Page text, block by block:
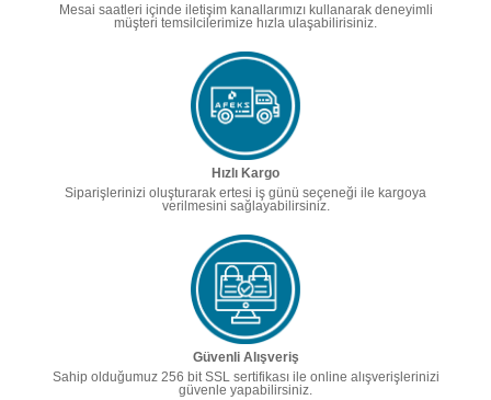
Mesai saatleri içinde iletişim kanallarımızı kullanarak deneyimli
müşteri temsilcilerimize hızla ulaşabilirisiniz.
Hızlı Kargo
Siparişlerinizi oluşturarak ertesi iş günü seçeneği ile kargoya
verilmesini sağlayabilirsiniz.
Güvenli Alışveriş
Sahip olduğumuz 256 bit SSL sertifikası ile online alışverişlerinizi
güvenle yapabilirsiniz.